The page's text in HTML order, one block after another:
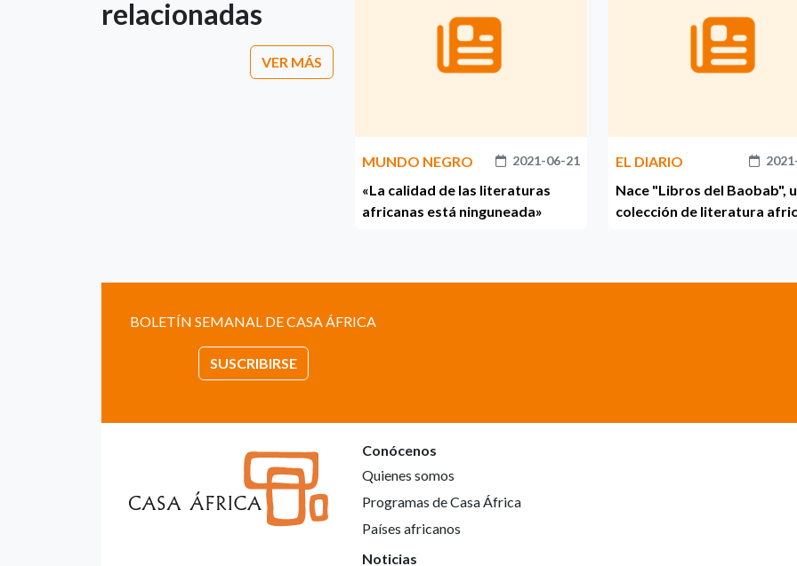
relacionadas
VER MÁS
MUNDO NEGRO 2021-06-21
«La calidad de las literaturas
africanas está ninguneada»
EL DIARIO
Nace "Libros del Baobab",
colección de literatura
BOLETÍN SEMANAL DE CASA ÁFRICA
SUSCRIBIRSE
Conócenos
Quienes somos
Programas de Casa África
Países africanos
Noticias